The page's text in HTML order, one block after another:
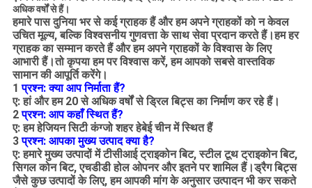
अधिक वर्षों से हैं।
हमारे पास दुनिया भर से कई ग्राहक हैं और हम अपने ग्राहकों को न केवल
उचित मूल्य, बल्कि विश्वसनीय गुणवत्ता के साथ सेवा प्रदान करते हैं।हम हर
ग्राहक का सम्मान करते हैं और हम अपने ग्राहकों के विश्वास के लिए
आभारी हैं।तो कृपया हम पर विश्वास करें, हम आपको सबसे वास्तविक
सामान की आपूर्ति करेंगे।
1प्रश्न: क्या आप निर्माता हैं?
ए: हां और हम 20 से अधिक वर्षों से ड्रिल बिट्स का निर्माण कर रहे हैं।
2प्रश्न: आप कहाँ स्थित हैं?
ए: हम हेजियन सिटी कंग्जो शहर हेबेई चीन में स्थित हैं
3प्रश्न: आपका मुख्य उत्पाद क्या है?
ए: हमारे मुख्य उत्पादों में टीसीआई ट्राइकोन बिट, स्टील टूथ ट्राइकोन बिट,
सिगल कोन बिट, एचडीडी होल ओपनर और इतने पर शामिल हैं।ड्रैग बिट्स
जैसे कुछ उत्पादों के लिए, हम आपकी मांग के अनुसार उत्पादन भी कर सकते